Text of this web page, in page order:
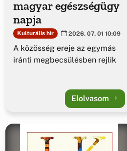
magyar egészségügy
napja
Kulturális hír 2026. 07. 01 10:09
A közösség ereje az egymás
iránti megbecsülésben rejlik
Elolvasom